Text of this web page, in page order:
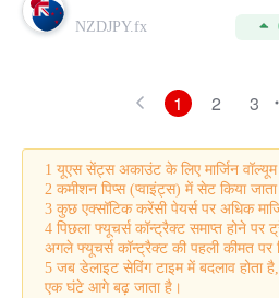
NZDJPY.fx
1 2 3
1 यूएस सेंट्स अकाउंट के लिए मार्जिन
2 कमीशन पिप्स (प्वाइंट्स) में सेट किया
3 कुछ एक्सॉटिक करेंसी पेयर्स पर अधिक
4 पिछला फ्यूचर्स कॉन्ट्रैक्ट समाप्त होने
अगले फ्यूचर्स कॉन्ट्रैक्ट की पहली कीमत
5 जब डेलाइट सेविंग टाइम में बदलाव होता
एक घंटे आगे बढ़ जाता है।